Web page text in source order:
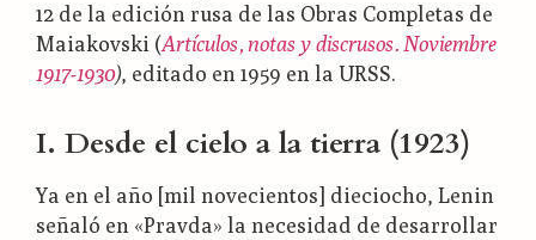
12 de la edición rusa de las Obras Completas de
Maiakovski (Artículos, notas y discrusos. Noviembre
1917-1930), editado en 1959 en la URSS.
I. Desde el cielo a la tierra (1923)
Ya en el año [mil novecientos] dieciocho, Lenin
señaló en «Pravda» la necesidad de desarrollar